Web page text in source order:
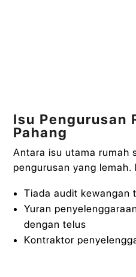
Isu Pengurusan
Pahang
Antara isu utama rumah
pengurusan yang lemah.
Tiada audit kewangan
Yuran
dengan telus
Kontraktor